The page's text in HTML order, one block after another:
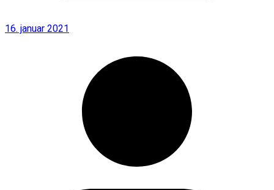
16. januar 2021